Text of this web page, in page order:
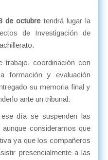
de octubretendrá lugar la
de Investigación de
trabajo, coordinación con
formación y evaluación
su memoria final y
ante un tribunal.
día se suspenden las
consideramos que
ya que los compañeros
presencialmente a las